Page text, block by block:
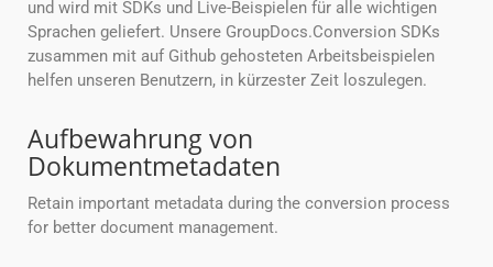
und wird mit SDKs und Live-Beispielen für alle wichtigen
Sprachen geliefert. Unsere GroupDocs.Conversion SDKs
zusammen mit auf Github gehosteten Arbeitsbeispielen
helfen unseren Benutzern, in kürzester Zeit loszulegen.
Aufbewahrung von
Dokumentmetadaten
Retain important metadata during the conversion process
for better document management.